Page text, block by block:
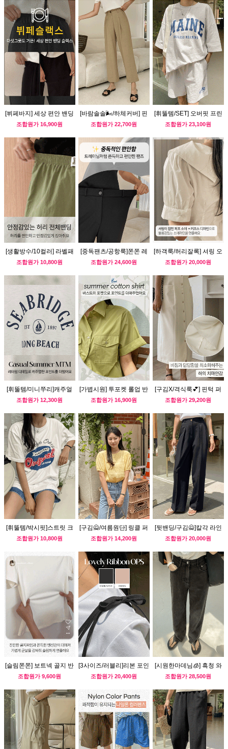
[뷔페바지] 세상 편안 밴딩
슬랙스
조합원가16,900원
[바람솔솔🌬/하체커버] 핀
턱 린넨 슬랙스
조합원가22,700원
[휘뚤템/SET] 오버핏 프린
팅 트레이닝 세트
조합원가23,100원
[생활방수/10컬러] 라벨패
치 나일론 반바지
조합원가10,800원
[중독팬츠/공항룩]쫀쫀 레
깅스 부츠컷슬랙스
조합원가24,600원
[하객룩/허리잘록] 셔링 오
픈카라넥 블라우스
조합원가20,000원
[휘뚤템/미니쭈리]캐주얼
프린팅 반팔 맨투맨
조합원가12,300원
[가볍시원] 투포켓 롤업 반
팔셔츠
조합원가16,900원
[구김X/격식룩💕] 핀턱 퍼
프 단아 원피스
조합원가29,200원
[휘뚤템/박시핏]스트릿 크
랙나염 반팔티
조합원가10,800원
[구김🙅/여름원단] 링클 퍼
프 블라우스
조합원가14,200원
[뒷밴딩/구김🙅]칼각 라인
와이드슬랙스
조합원가20,000원
[슬림쫀쫀] 보트넥 골지 반
팔티
조합원가9,600원
[3사이즈/러블리]리본 포인
트 뷔스티에 원피스
조합원가20,400원
[시원한마데님🧊] 흑청 와
이드 데님 팬츠
조합원가28,500원